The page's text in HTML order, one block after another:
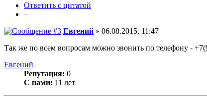
Ответить с цитатой
−
Евгений » 06.08.2015, 11:47
Так же по всем вопросам можно звонить по телефону -
Евгений
Репутация: 0
С нами: 11 лет